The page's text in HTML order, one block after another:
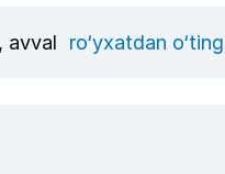
avval ro‘yxatdan o‘ting